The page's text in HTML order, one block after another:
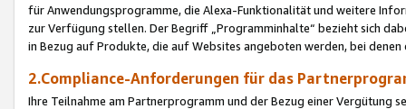
für Anwendungsprogramme, die Alexa-Funktionalität und weitere
zur Verfügung stellen. Der Begriff „Programminhalte“ bezieht sich
in Bezug auf Produkte, die auf Websites angeboten werden, bei
2.Compliance-Anforderungen für das
Ihre Teilnahme am Partnerprogramm und der Bezug einer Vergütung